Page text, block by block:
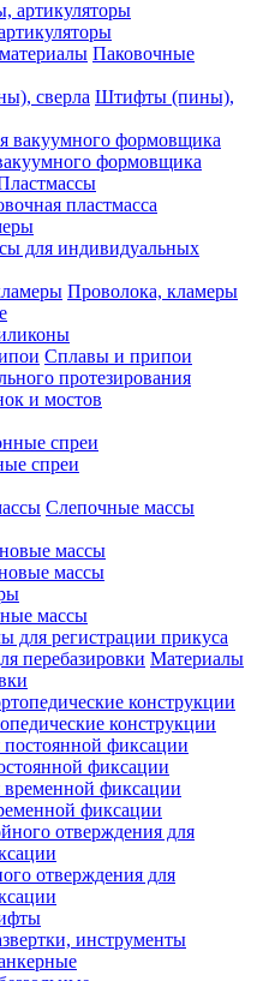
Паковочные
Штифты (пины),
формовщика
пластмасса
для индивидуальных
Проволока, кламеры
Сплавы и припои
протезирования
и мостов
спреи
Слепочные массы
массы
массы
массы
для регистрации прикуса
Материалы
конструкции
фиксации
фиксации
отверждения для
инструменты